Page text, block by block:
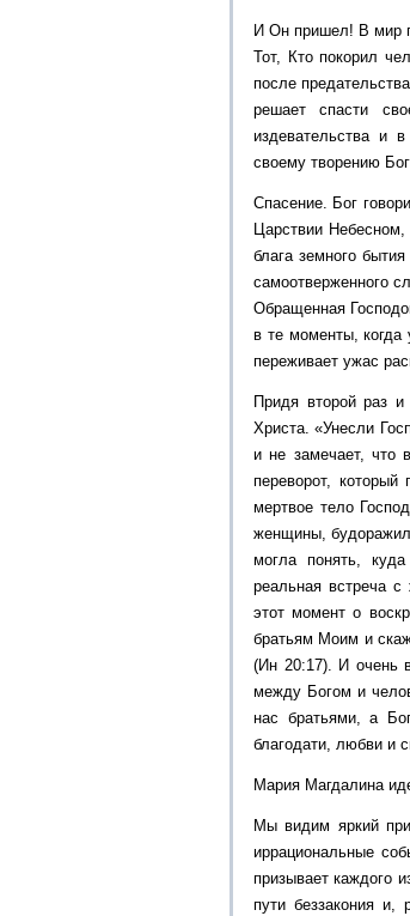
И Он пришел! В мир
Тот, Кто покорил
после
решает спасти
издевательства и
своему творению
Спасение. Бог
Царствии
блага земного
самоотверженного
Обращенная
в те моменты, когда
переживает ужас
Придя второй раз
Христа. «Унесли
и не замечает, что
переворот,
мертвое тело
женщины,
могла понять,
реальная встреча
этот момент о
братьям Моим и
(Ин 20:17). И очень
между Богом и
нас братьями, а
благодати, любви и
Мария Магдалина
Мы видим яркий
иррациональные
призывает каждого
пути беззакония